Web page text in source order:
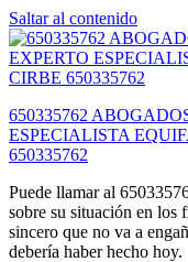
Saltar al contenido
650335762
ESPECIALISTA
650335762
Puede llamar al
sobre su situación en los
sincero que no va a
debería haber hecho hoy.